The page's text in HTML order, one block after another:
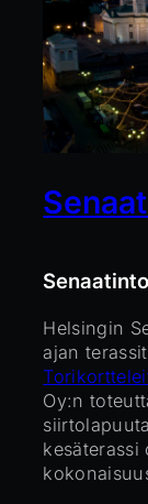
Helsingin
ajan
Oy:n